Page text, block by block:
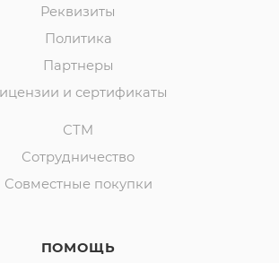
Реквизиты
Политика
Партнеры
и сертификаты
СТМ
Сотрудничество
Совместные покупки
ПОМОЩЬ